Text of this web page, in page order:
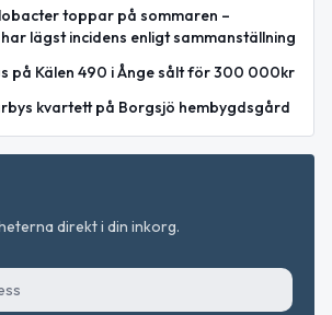
toppar på sommaren –
lägst incidens enligt sammanställning
på Kälen 490 i Ånge sålt för 300 000kr
kvartett på Borgsjö hembygdsgård
direkt i din inkorg.